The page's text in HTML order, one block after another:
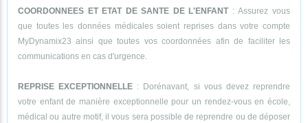
COORDONNEES ET ETAT DE SANTE DE L'ENFANT: Assurez vous
que toutes les données médicales soient reprises dans votre compte
MyDynamix23 ainsi que toutes vos coordonnées afin de faciliter les
communications en cas d'urgence.
REPRISE EXCEPTIONNELLE : Dorénavant, si vous devez reprendre
votre enfant de manière exceptionnelle pour un rendez-vous en école,
médical ou autre motif, il vous sera possible de reprendre ou de déposer